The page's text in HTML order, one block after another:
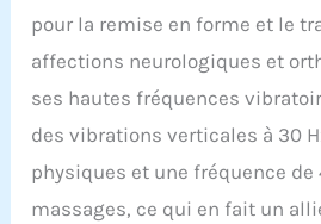
pour la remise en forme et le
affections neurologiques et
ses hautes fréquences
des vibrations verticales à 30
physiques et une fréquence de
massages, ce qui en fait un